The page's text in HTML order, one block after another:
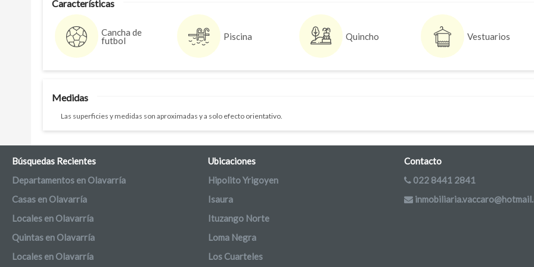
Características
Cancha de
futbol Piscina Quincho Vestuarios
Medidas
Las superficies y medidas son aproximadas y a solo efecto orientativo.
Búsquedas Recientes
Departamentos en Olavarría
Casas en Olavarría
Locales en Olavarría
Quintas en Olavarría
Locales en Olavarría
Ubicaciones
Hipolito Yrigoyen
Isaura
Ituzango Norte
Loma Negra
Los Cuarteles
Contacto
022 8441 2841